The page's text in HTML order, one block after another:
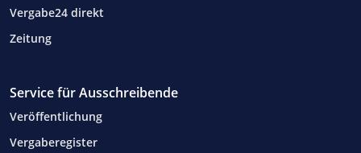
Vergabe24 direkt
Zeitung
Service für Ausschreibende
Veröffentlichung
Vergaberegister